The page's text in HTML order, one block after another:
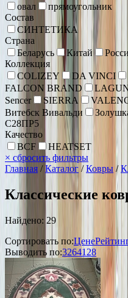
овал
прямоугольник
Состав
СИНТЕТИКА
Страна
Беларусь
Китай
Коллекция
COLIZEY
DA VINCI
FALCON BRAND
Sencer
SIERRA
Витебск Вивальди
С28ПР5
Качество
BCF
HEATSET
× сбросить фильтры
Главная /Каталог /Ковры /
Классические
Найдено: 29
Сортировать по:Цене
Выводить по:3264128